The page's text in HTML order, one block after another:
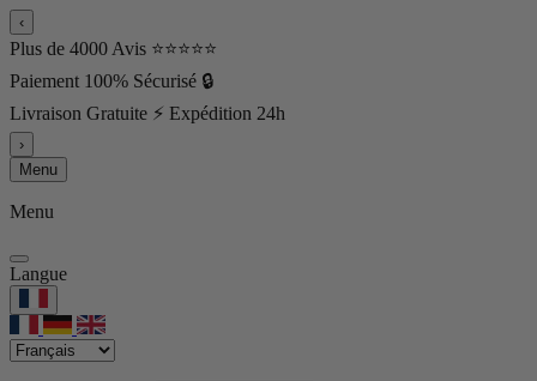
‹
Plus de 4000 Avis ⭐⭐⭐⭐⭐
Paiement 100% Sécurisé 🔒
Livraison Gratuite ⚡ Expédition 24h
›
Menu
Menu
Langue